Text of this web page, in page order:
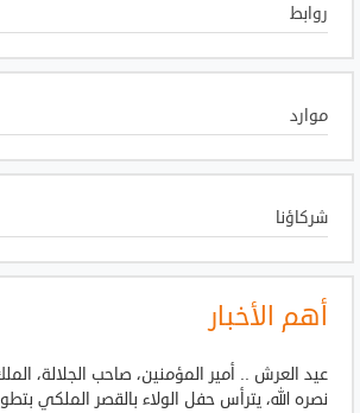
روابط
موارد
شركاؤنا
أهم الأخبار
عيد العرش .. أمير المؤمنين، صاحب الجلالة،
نصره الله، يترأس حفل الولاء بالقصر الملكي